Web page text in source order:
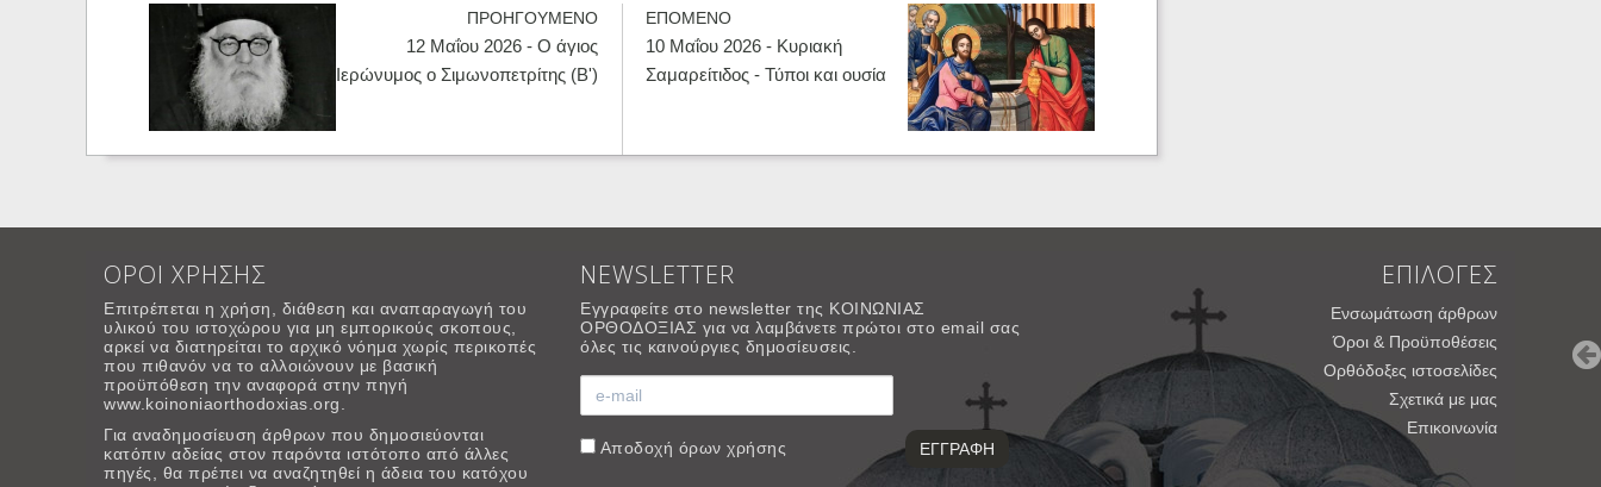
ΠΡΟΗΓΟΥΜΕΝΟ
12 Μαΐου 2026 - Ο άγιος
Ιερώνυμος ο Σιμωνοπετρίτης (Β')
ΕΠΟΜΕΝΟ
10 Μαΐου 2026 - Κυριακή
Σαμαρείτιδος - Τύποι και ουσία
ΟΡΟΙ ΧΡΗΣΗΣ
Επιτρέπεται η χρήση, διάθεση και αναπαραγωγή του
υλικού του ιστοχώρου για μη εμπορικούς σκοπους,
αρκεί να διατηρείται το αρχικό νόημα χωρίς περικοπές
που πιθανόν να το αλλοιώνουν με βασική
προϋπόθεση την αναφορά στην πηγή
www.koinoniaorthodoxias.org.
Για αναδημοσίευση άρθρων που δημοσιεύονται
κατόπιν αδείας στον παρόντα ιστότοπο από άλλες
πηγές, θα πρέπει να αναζητηθεί η άδεια του κατόχου
NEWSLETTER
Εγγραφείτε στο newsletter της ΚΟΙΝΩΝΙΑΣ
ΟΡΘΟΔΟΞΙΑΣ για να λαμβάνετε πρώτοι στο email σας
όλες τις καινούργιες δημοσίευσεις.
Αποδοχή όρων χρήσης
ΕΠΙΛΟΓΕΣ
Ενσωμάτωση άρθρων
Όροι & Προϋποθέσεις
Ορθόδοξες ιστοσελίδες
Σχετικά με μας
Επικοινωνία